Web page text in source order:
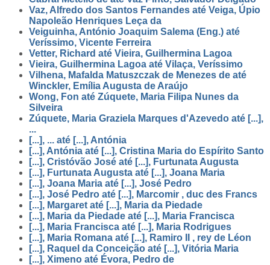
Vaz, Alfredo dos Santos Fernandes até Veiga, Úpio
Napoleão Henriques Leça da
Veiguinha, António Joaquim Salema (Eng.) até
Veríssimo, Vicente Ferreira
Vetter, Richard até Vieira, Guilhermina Lagoa
Vieira, Guilhermina Lagoa até Vilaça, Veríssimo
Vilhena, Mafalda Matuszczak de Menezes de até
Winckler, Emília Augusta de Araújo
Wong, Fon até Zúquete, Maria Filipa Nunes da
Silveira
Zúquete, Maria Graziela Marques d'Azevedo até [...],
...
[...], ... até [...], Antónia
[...], Antónia até [...], Cristina Maria do Espírito Santo
[...], Cristóvão José até [...], Furtunata Augusta
[...], Furtunata Augusta até [...], Joana Maria
[...], Joana Maria até [...], José Pedro
[...], José Pedro até [...], Marcomir , duc des Francs
[...], Margaret até [...], Maria da Piedade
[...], Maria da Piedade até [...], Maria Francisca
[...], Maria Francisca até [...], Maria Rodrigues
[...], Maria Romana até [...], Ramiro II , rey de Léon
[...], Raquel da Conceição até [...], Vitória Maria
[...], Ximeno até Évora, Pedro de